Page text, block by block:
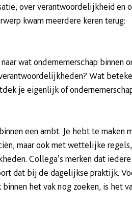
over verantwoordelijkheid en
kwam meerdere keren terug:
wat ondernemerschap binnen
Wat
je eigenlijk of
een ambt. Je hebt te maken
maar ook met wettelijke
Collega’s merken dat iedere
dat bij de dagelijkse praktijk.
het vak nog zoeken, is het